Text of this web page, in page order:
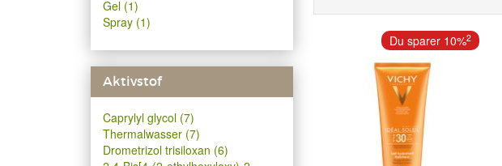
Gel (1)
Spray (1)
Aktivstof
Caprylyl glycol (7)
Thermalwasser (7)
Drometrizol trisiloxan (6)
Du sparer 10%2